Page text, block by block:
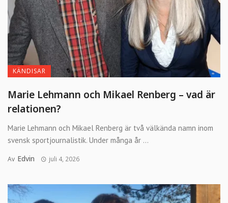
KÄNDISAR
Marie Lehmann och Mikael Renberg – vad är
relationen?
Marie Lehmann och Mikael Renberg är två välkända namn inom
svensk sportjournalistik. Under många år ...
Av Edvin juli 4, 2026